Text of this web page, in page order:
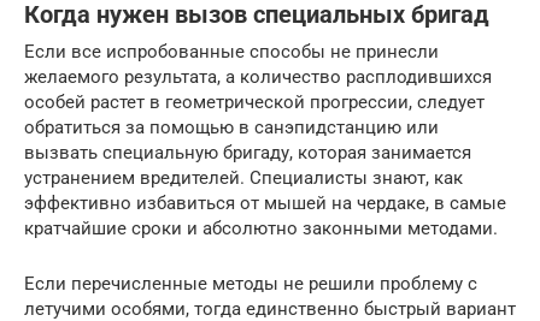
Когда нужен вызов специальных бригад
Если все испробованные способы не принесли
желаемого результата, а количество расплодившихся
особей растет в геометрической прогрессии, следует
обратиться за помощью в санэпидстанцию или
вызвать специальную бригаду, которая занимается
устранением вредителей. Специалисты знают, как
эффективно избавиться от мышей на чердаке, в самые
кратчайшие сроки и абсолютно законными методами.
Если перечисленные методы не решили проблему с
летучими особями, тогда единственно быстрый вариант